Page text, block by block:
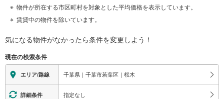
物件が所在する市区町村を対象とした平均価格を表示しています。
賃貸中の物件を除いています。
気になる物件がなかったら条件を変更しよう！
現在の検索条件
エリア/路線 千葉県｜千葉市若葉区｜桜木
詳細条件 指定なし